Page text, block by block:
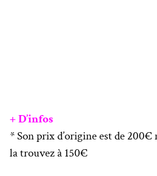
+ D’infos
* Son prix d’origine est de 200€
la trouvez à 150€